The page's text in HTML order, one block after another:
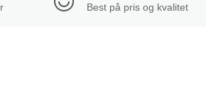
Best på pris og kvalitet